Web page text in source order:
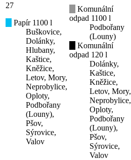
27
Papír 1100 l
Buškovice,
Dolánky,
Hlubany,
Kaštice,
Kněžice,
Letov, Mory,
Neprobylice,
Oploty,
Podbořany
(Louny),
Pšov,
Sýrovice,
Valov
Komunální
odpad 1100 l
Podbořany
(Louny)
Komunální
odpad 120 l
Dolánky,
Kaštice,
Kněžice,
Letov, Mory,
Neprobylice,
Oploty,
Podbořany
(Louny),
Pšov,
Sýrovice,
Valov